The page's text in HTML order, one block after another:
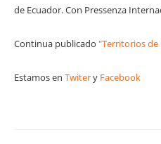
de Ecuador. Con Pressenza
Continua publicado "Territorios de
Estamos en Twitery Facebook